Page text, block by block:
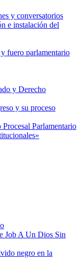
y conversatorios
e instalación del
fuero parlamentario
y Derecho
y su proceso
Parlamentario
Job A Un Dios Sin
negro en la